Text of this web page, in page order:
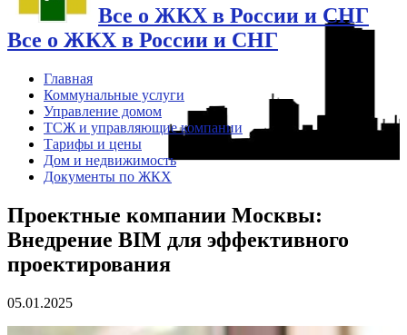
Все о ЖКХ в России и СНГ
Все о ЖКХ в России и СНГ
Главная
Коммунальные услуги
Управление домом
ТСЖ и управляющие компании
Тарифы и цены
Дом и недвижимость
Документы по ЖКХ
Проектные компании Москвы:
Внедрение BIM для эффективного
проектирования
05.01.2025